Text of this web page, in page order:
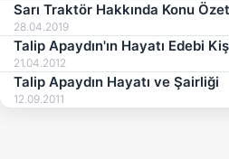
Sarı Traktör Hakkında Konu Özet
Apaydın
28.04.2019
Talip
21.04.2012
Talip Apaydın Hayatı ve Şairliği
12.09.2011